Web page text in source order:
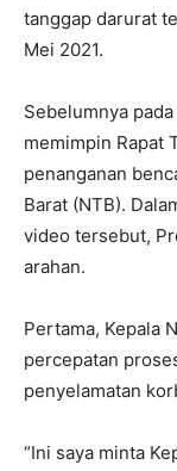
tanggap darurat
Mei 2021.
Sebelumnya
memimpin Rapat
penanganan
Barat (NTB).
video tersebut,
arahan.
Pertama, Kepala
percepatan
penyelamatan
“Ini saya minta